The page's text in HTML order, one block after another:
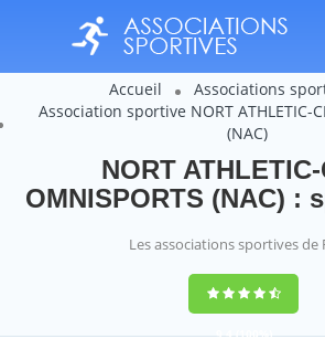
Accueil
Associations
Association sportive NORT ATHLETIC-
(NAC)
NORT
OMNISPORTS (NAC) :
Les associations sportives de
9,4(100%)